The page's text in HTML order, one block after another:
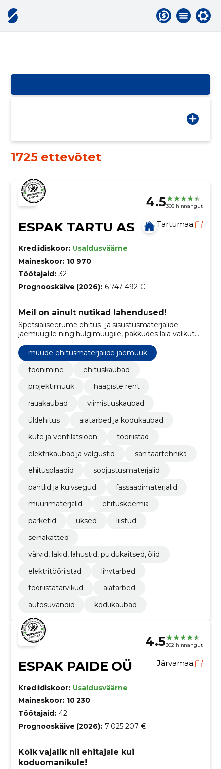
1725 ettevõtet
4.5305 hinnangut
ESPAK TARTU AS Tartumaa
Krediidiskoor: Usaldusväärne
Maineskoor: 10 970
Töötajaid: 32
Prognooskäive (2026): 6 747 492 €
Meil on ainult nutikad lahendused!
Spetsialiseerume ehitus- ja sisustusmaterjalide
jaemüügile ning hulgimüügile, pakkudes laia valikut
kvaliteetseid tooteid alates rauakaupadest ja
viimistlusmaterjalidest kuni sanitaartehnika,
elektrikaupade ja aiatoodeteni.
muude ehitusmaterjalide jaemüük
toonimine
ehituskaubad
projektimüük
haagiste rent
rauakaubad
viimistluskaubad
üldehitus
aiatarbed ja kodukaubad
küte ja ventilatsioon
tööriistad
elektrikaubad ja valgustid
sanitaartehnika
ehitusplaadid
soojustusmaterjalid
pahtlid ja kuivsegud
fassaadimaterjalid
müürimaterjalid
ehituskeemia
parketid
uksed
liistud
seinakatted
värvid, lakid, lahustid, puidukaitsed, õlid
elektritööriistad
lihvtarbed
tööriistatarvikud
aiatarbed
autosuvandid
kodukaubad
4.5302 hinnangut
ESPAK PAIDE OÜ Järvamaa
Krediidiskoor: Usaldusväärne
Maineskoor: 10 230
Töötajaid: 42
Prognooskäive (2026): 7 025 207 €
Kõik vajalik nii ehitajale kui
koduomanikule!